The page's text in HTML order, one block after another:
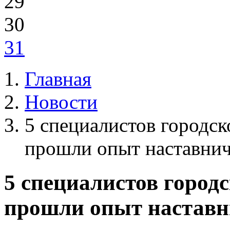
30
31
Главная
Новости
5 специалистов
прошли опыт
5 специалистов
прошли опыт